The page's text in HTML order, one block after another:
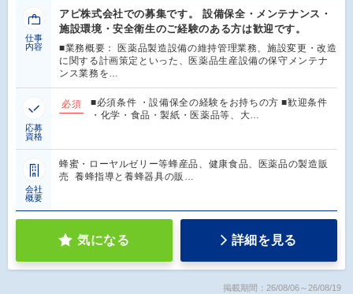
仕事
内容
アピ株式会社での募集です。 設備保全・メンテナンス・
施設環境・安全衛生のご経験のある方は歓迎です。
■業務概要： 医薬品製造設備の維持管理業務、施設変更・改造
に関する計画策定といった、医薬品生産設備の保守メンテナ
ンス業務を…
応募
資格
必須
■必須条件 ・設備保全の経験をお持ちの方 ■歓迎条件
・化学・食品・製紙・医薬品等、大…
会社
概要
蜂蜜・ローヤルゼリー等蜂産品、健康食品、医薬品の製造販
売 養蜂指導と養蜂器具の販…
気になる 詳細を見る
掲載期間：26/08/06～26/08/19